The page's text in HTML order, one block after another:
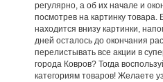
регулярно, а об их начале и
посмотрев на картинку товара.
находится внизу картинки,
дней осталось до окончания
перелистывать все акции в
города Ковров? Тогда
категориям товаров! Желаете